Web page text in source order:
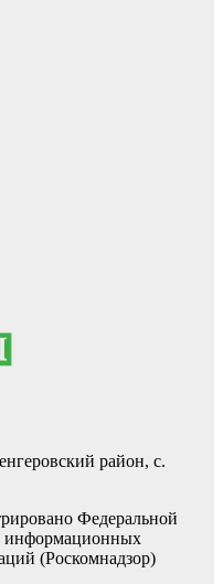
район, с.
Федеральной
информационных
(Роскомнадзор)